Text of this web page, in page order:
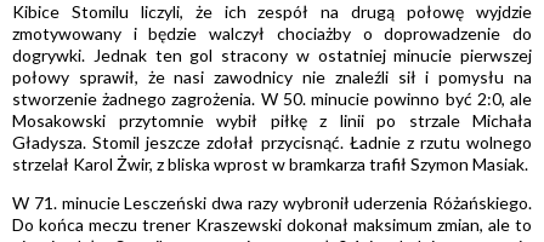
Kibice Stomilu liczyli, że ich zespół na drugą połowę wyjdzie
zmotywowany i będzie walczył chociażby o doprowadzenie do
dogrywki. Jednak ten gol stracony w ostatniej minucie pierwszej
połowy sprawił, że nasi zawodnicy nie znaleźli sił i pomysłu na
stworzenie żadnego zagrożenia. W 50. minucie powinno być 2:0, ale
Mosakowski przytomnie wybił piłkę z linii po strzale Michała
Gładysza. Stomil jeszcze zdołał przycisnąć. Ładnie z rzutu wolnego
strzelał Karol Żwir, z bliska wprost w bramkarza trafił Szymon Masiak.
W 71. minucie Lesczeński dwa razy wybronił uderzenia Różańskiego.
Do końca meczu trener Kraszewski dokonał maksimum zmian, ale to